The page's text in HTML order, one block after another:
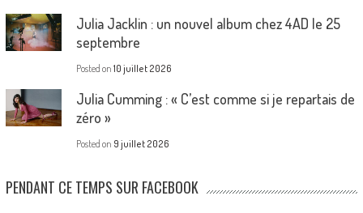
Julia Jacklin : un nouvel album chez 4AD le 25
septembre
Posted on 10 juillet 2026
Julia Cumming : « C’est comme si je repartais de
zéro »
Posted on 9 juillet 2026
PENDANT CE TEMPS SUR FACEBOOK